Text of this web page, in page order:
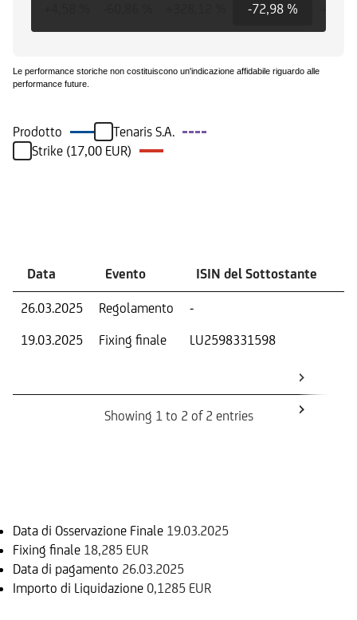
-72,98 %
Le performance storiche non costituiscono un'indicazione affidabile riguardo alle
performance future.
Prodotto
Tenaris S.A.
Strike (17,00 EUR)
Data Evento ISIN del Sottostante
26.03.2025 Regolamento -
19.03.2025
Fixing finale LU2598331598
Showing 1 to 2 of 2 entries
Data di Osservazione Finale 19.03.2025
Fixing finale 18,285 EUR
Data di pagamento 26.03.2025
Importo di Liquidazione 0,1285 EUR